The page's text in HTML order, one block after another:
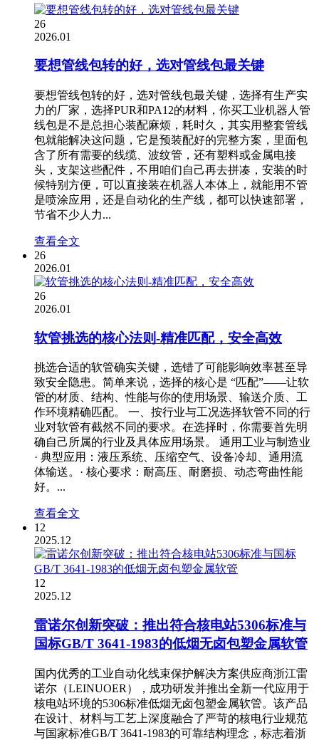
26
2026.01
要想管线包转的好，选对管线包最关键
要想管线包转的好，选对管线包最关键，选择有生产实
力的厂家，选择PUR和PA12的材料，你买工业机器人管
线包是不是总担心装配麻烦，耗时久，其实用整套管线
包就能解决这问题，它是预装配好的完整方案，里面包
含了所有需要的线缆、波纹管，还有塑料或金属电接
头，支架这些配件，不用咱们自己再去拼凑，安装的时
候特别方便，可以直接装在机器人本体上，就能用不管
是喷涂应用，还是自动化的生产线，都可以快速部署，
节省不少人力...
查看全文
26
2026.01
26
2026.01
软管挑选的核心法则-精准匹配，安全高效
挑选合适的软管确实关键，选错了可能影响效率甚至导
致安全隐患。简单来说，选择的核心是 “匹配”——让软
管的材质、结构、性能与你的使用场景、输送介质、工
作环境精确匹配。 一、按行业与工况选择软管不同的行
业对软管有截然不同的要求。在选择时，你需要首先明
确自己所属的行业及具体应用场景。 通用工业与制造业
· 典型应用：液压系统、压缩空气、设备冷却、通用流
体输送。· 核心要求：耐高压、耐磨损、动态弯曲性能
好。...
查看全文
12
2025.12
12
2025.12
雷诺尔创新突破：推出符合核电站5306标准与
国标GB/T 3641-1983的低烟无卤包塑金属软管
国内优秀的工业自动化线束保护解决方案供应商浙江雷
诺尔（LEINUOER），成功研发并推出全新一代应用于
核电站环境的5306标准低烟无卤包塑金属软管。该产品
在设计、材料与工艺上深度融合了严苛的核电行业规范
与国家标准GB/T 3641-1983的可靠结构理念，标志着浙